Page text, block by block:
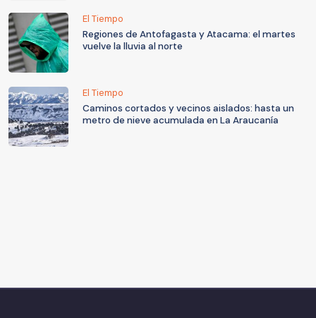
El Tiempo
Regiones de Antofagasta y Atacama: el martes
vuelve la lluvia al norte
El Tiempo
Caminos cortados y vecinos aislados: hasta un
metro de nieve acumulada en La Araucanía